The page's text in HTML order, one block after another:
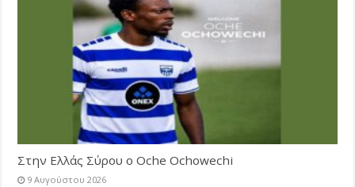
Στην Ελλάς Σύρου ο Oche Ochowechi
9 Αυγούστου 2026